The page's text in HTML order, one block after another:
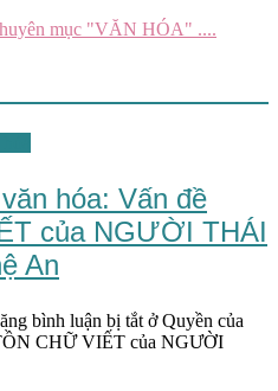
mục "VĂN HÓA" ....
hóa: Vấn đề
của NGƯỜI THÁI
An
bình luận bị tắt ở Quyền của
CHỮ VIẾT của NGƯỜI